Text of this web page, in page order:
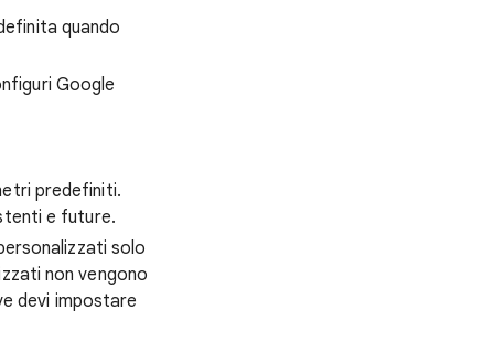
quando
Google
predefiniti.
e future.
solo
non vengono
devi impostare